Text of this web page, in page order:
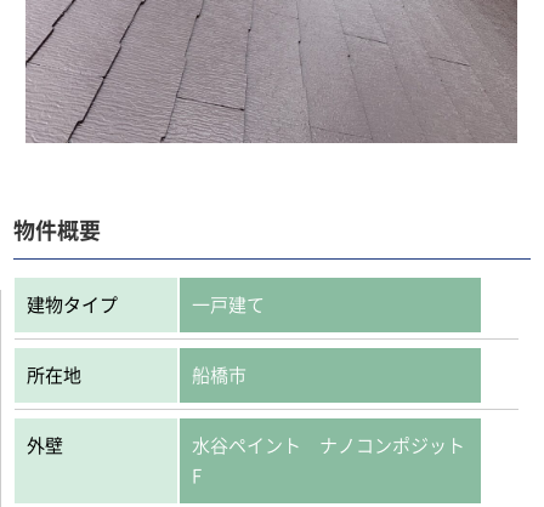
物件概要
建物タイプ 一戸建て
所在地 船橋市
外壁
水谷ペイント ナノコンポジット
F